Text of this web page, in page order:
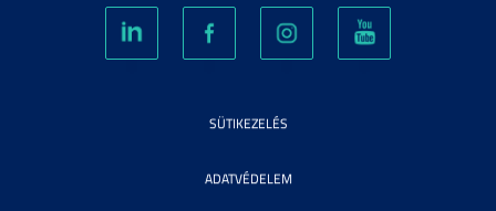
SÜTIKEZELÉS
ADATVÉDELEM